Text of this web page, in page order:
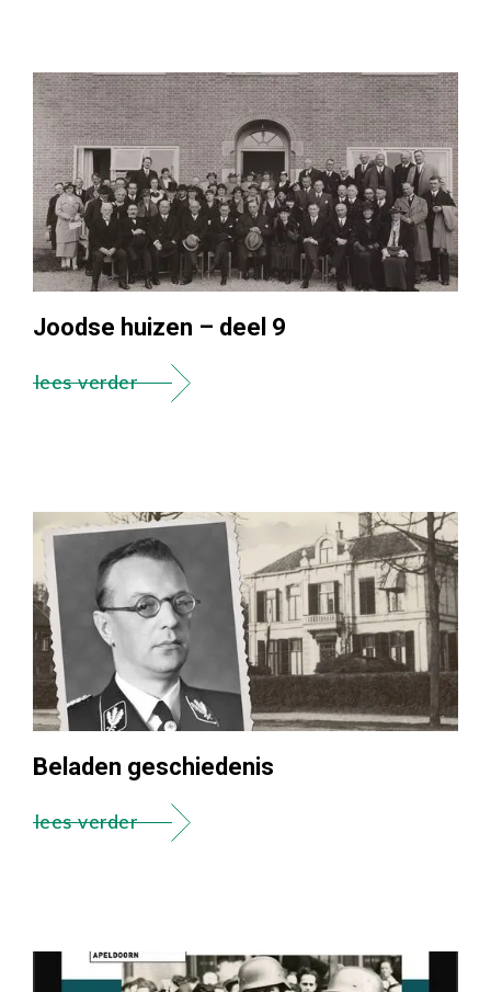
Joodse huizen – deel 9
lees verder
Beladen geschiedenis
lees verder